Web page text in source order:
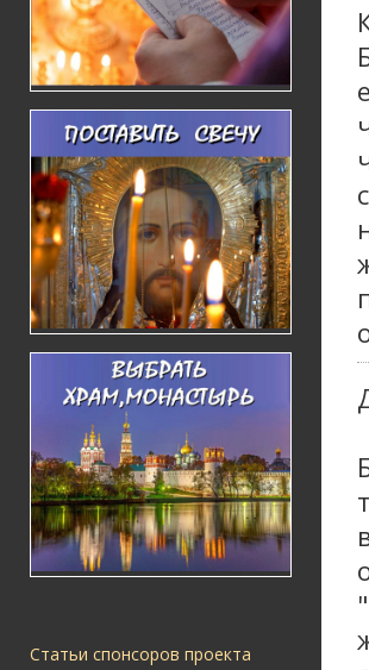
Статьи спонсоров проекта